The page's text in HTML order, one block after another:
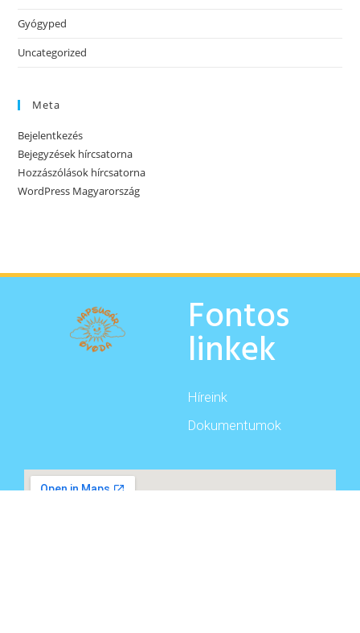
Gyógyped
Uncategorized
Meta
Bejelentkezés
Bejegyzések hírcsatorna
Hozzászólások hírcsatorna
WordPress Magyarország
Fontos
linkek
Híreink
Dokumentumok